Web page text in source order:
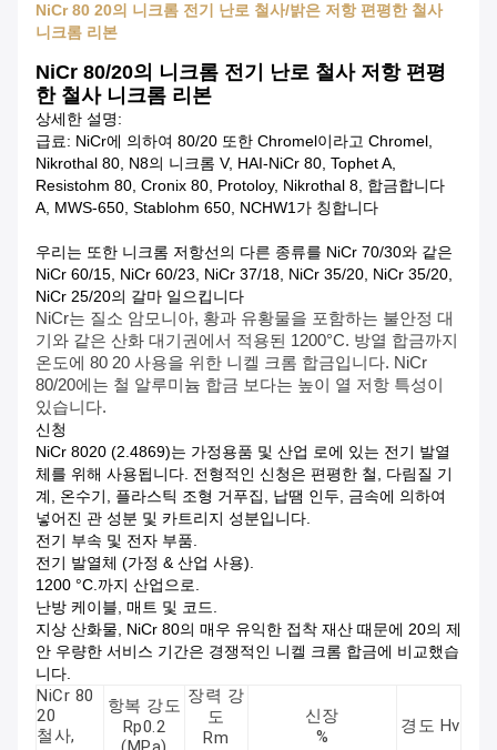
NiCr 80 20의 니크롬 전기 난로 철사/밝은 저항 편평한 철사
니크롬 리본
NiCr 80/20의 니크롬 전기 난로 철사 저항 편평
한 철사 니크롬 리본
상세한 설명:
급료: NiCr에 의하여 80/20 또한 Chromel이라고 Chromel,
Nikrothal 80, N8의 니크롬 V, HAI-NiCr 80, Tophet A,
Resistohm 80, Cronix 80, Protoloy, Nikrothal 8, 합금합니다
A, MWS-650, Stablohm 650, NCHW1가 칭합니다
우리는 또한 니크롬 저항선의 다른 종류를 NiCr 70/30와 같은
NiCr 60/15, NiCr 60/23, NiCr 37/18, NiCr 35/20, NiCr 35/20,
NiCr 25/20의 갈마 일으킵니다
NiCr는 질소 암모니아, 황과 유황물을 포함하는 불안정 대
기와 같은 산화 대기권에서 적용된 1200°C. 방열 합금까지
온도에 80 20 사용을 위한 니켈 크롬 합금입니다. NiCr
80/20에는 철 알루미늄 합금 보다는 높이 열 저항 특성이
있습니다.
신청
NiCr 8020 (2.4869)는 가정용품 및 산업 로에 있는 전기 발열
체를 위해 사용됩니다. 전형적인 신청은 편평한 철, 다림질 기
계, 온수기, 플라스틱 조형 거푸집, 납땜 인두, 금속에 의하여
넣어진 관 성분 및 카트리지 성분입니다.
전기 부속 및 전자 부품.
전기 발열체 (가정 & 산업 사용).
1200 °C.까지 산업으로.
난방 케이블, 매트 및 코드.
지상 산화물, NiCr 80의 매우 유익한 접착 재산 때문에 20의 제
안 우량한 서비스 기간은 경쟁적인 니켈 크롬 합금에 비교했습
니다.
NiCr 80
20
철사,
항복 강도
Rp0.2
장력 강
도
Rm
신장
%
경도 Hv